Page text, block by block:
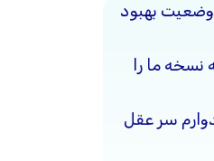
وضعیت بهبود
ما را
سر عقل